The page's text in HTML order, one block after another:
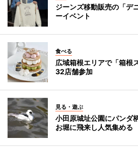
ジーンズ移動販売の「デ
ーイベント
食べる
広域箱根エリアで「箱根
32店舗参加
見る・遊ぶ
小田原城址公園にパンダ
お堀に飛来し人気集める